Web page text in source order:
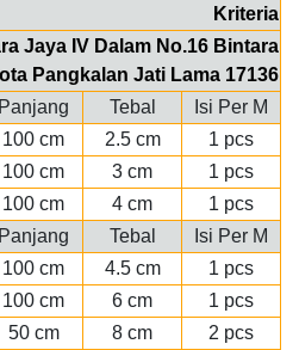
Kriteria
Jaya IV Dalam No.16 Bintara
Pangkalan Jati Lama 17136
Panjang Tebal
Isi Per M
100 cm 2.5 cm
1 pcs
100 cm 3 cm
1 pcs
100 cm 4 cm
1 pcs
Panjang Tebal
Isi Per M
100 cm 4.5 cm
1 pcs
100 cm 6 cm
1 pcs
50 cm 8 cm
2 pcs